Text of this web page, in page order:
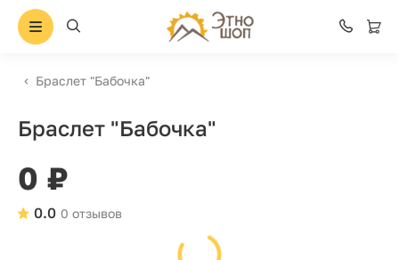
Браслет "Бабочка"
Браслет "Бабочка"
0 ₽
0 отзывов
0.0